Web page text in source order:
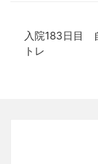
入院183日目
トレ